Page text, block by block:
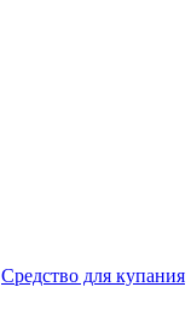
Средство для купания